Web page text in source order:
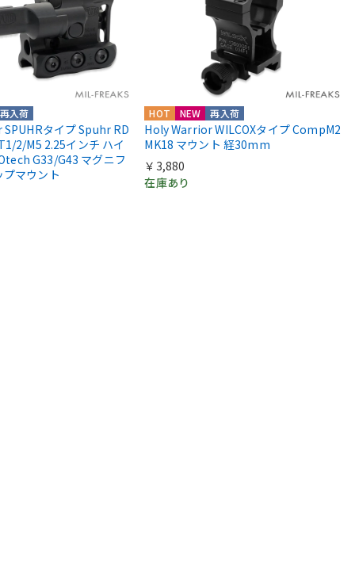
再入荷
タイプ Spuhr RD
2/M5 2.25インチ ハイ
G33/G43 マグニフ
プマウント
HOT NEW 再入荷
Holy Warrior WILCOXタイプ CompM2
MK18 マウント 経30mm
￥3,880
在庫あり